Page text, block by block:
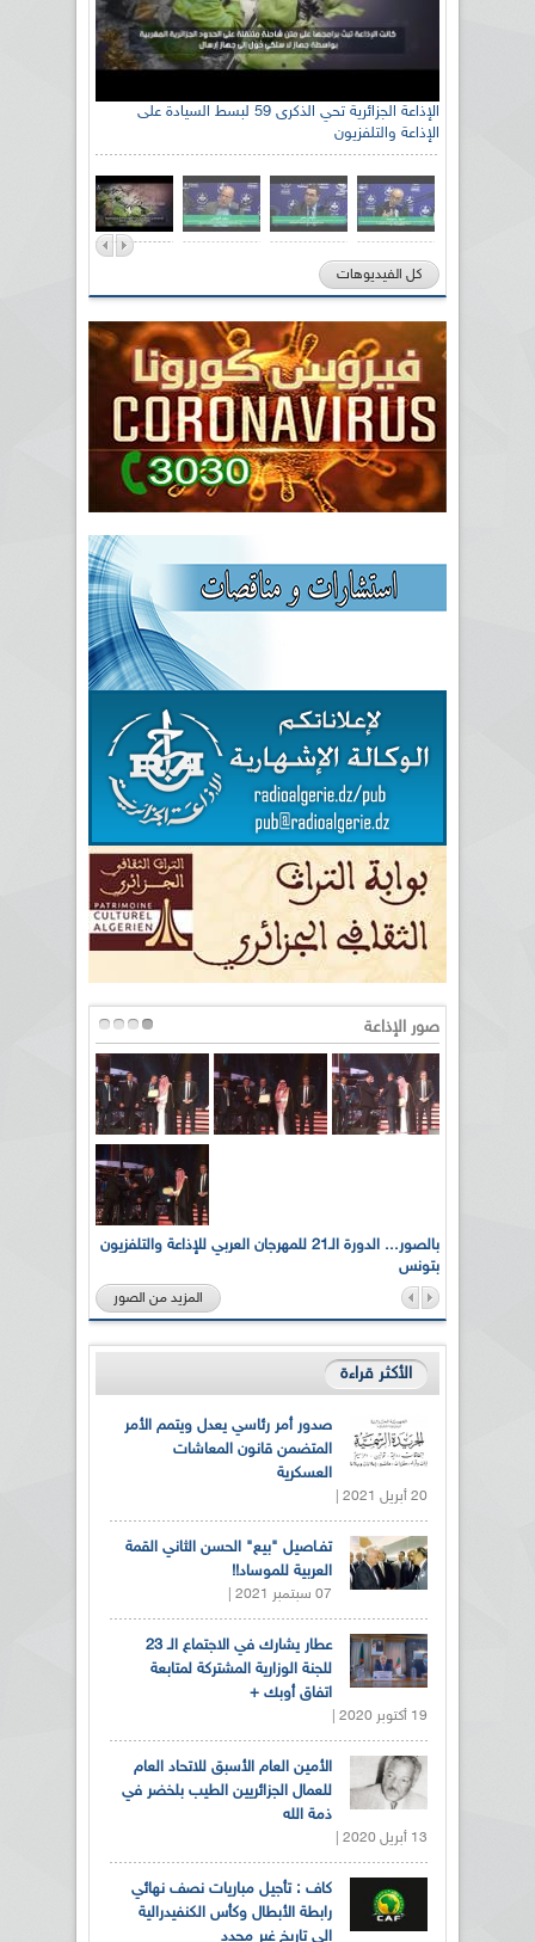
الإذاعة الجزائرية تحي الذكرى 59 لبسط السيادة على
الإذاعة والتلفزيون
كل الفيديوهات
صور الإذاعة
بالصور... الدورة الـ21 للمهرجان العربي للإذاعة والتلفزيون
بتونس
المزيد من الصور
الأكثر قراءة
صدور أمر رئاسي يعدل ويتمم الأمر
المتضمن قانون المعاشات
العسكرية
20 أبريل 2021 |
تفـاصيل "بيع" الحسن الثاني القمة
العربية للموساد!!
07 سبتمبر 2021 |
عطار يشارك في الاجتماع الـ 23
للجنة الوزارية المشتركة لمتابعة
اتفاق أوبك +
19 أكتوبر 2020 |
الأمين العام الأسبق للاتحاد العام
للعمال الجزائريين الطيب بلخضر في
ذمة الله
13 أبريل 2020 |
كاف : تأجيل مباريات نصف نهائي
رابطة الأبطال وكأس الكنفيدرالية
الى تاريخ غير محدد